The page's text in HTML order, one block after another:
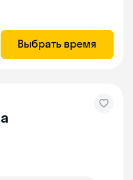
Выбрать время